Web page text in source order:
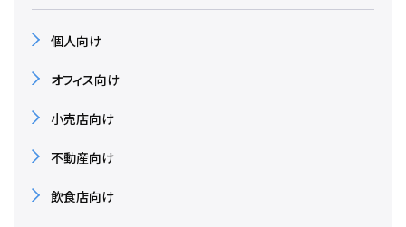
個人向け
オフィス向け
小売店向け
不動産向け
飲食店向け